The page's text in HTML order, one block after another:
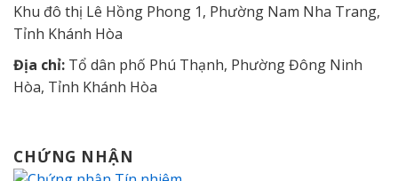
Khu đô thị Lê Hồng Phong 1, Phường Nam Nha Trang,
Tỉnh Khánh Hòa
Địa chỉ: Tổ dân phố Phú Thạnh, Phường Đông Ninh
Hòa, Tỉnh Khánh Hòa
CHỨNG NHẬN